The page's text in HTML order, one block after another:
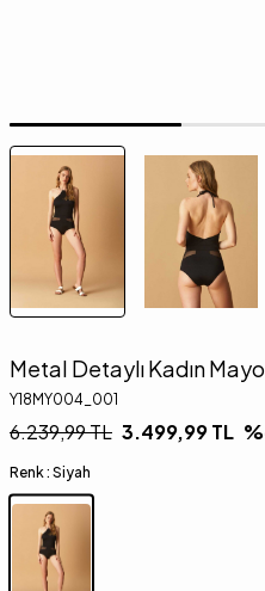
Metal Detaylı Kadın
Y18MY004_001
6.239,99TL 3.499,99TL %
Renk : Siyah